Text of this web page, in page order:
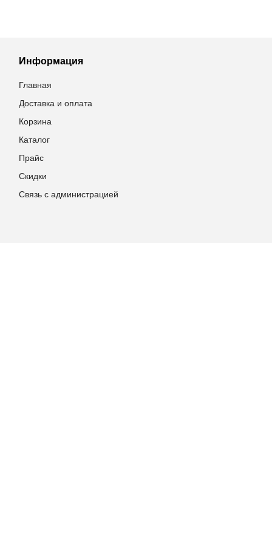
Информация
Главная
Доставка и оплата
Корзина
Каталог
Прайс
Скидки
Связь с администрацией